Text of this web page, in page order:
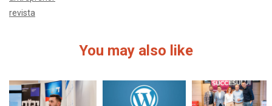
revista
You may also like